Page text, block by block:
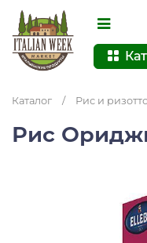
Каталог / Рис и
Рис